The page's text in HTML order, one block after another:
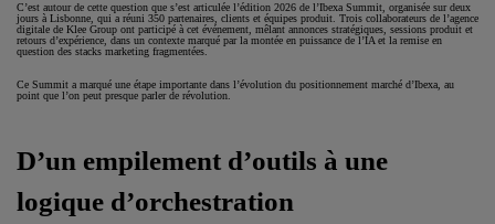
C’est autour de cette question que s’est articulée l’édition 2026 de l’Ibexa Summit, organisée sur deux
jours à Lisbonne, qui a réuni 350 partenaires, clients et équipes produit. Trois collaborateurs de l’agence
digitale de Klee Group ont participé à cet événement, mêlant annonces stratégiques, sessions produit et
retours d’expérience, dans un contexte marqué par la montée en puissance de l’IA et la remise en
question des stacks marketing fragmentées.
Ce Summit a marqué une étape importante dans l’évolution du positionnement marché d’Ibexa, au
point que l’on peut presque parler de révolution.
D’un empilement d’outils à une
logique d’orchestration